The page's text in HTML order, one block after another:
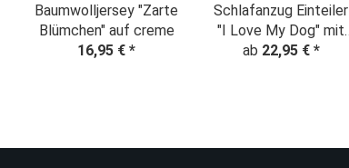
Baumwolljersey "Zarte
Blümchen" auf creme
16,95 € *
Schlafanzug Einteiler
"I Love My Dog" mit
Dackeln und
ab 22,95 € *